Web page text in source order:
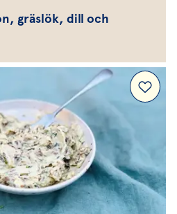
gräslök, dill och